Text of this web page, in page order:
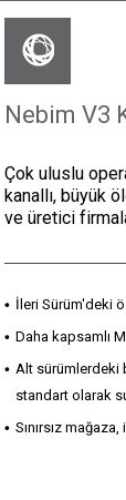
Nebim V3
Çok uluslu
kanallı, büyük
ve üretici
İleri Sürüm'deki
Daha kapsamlı
Alt sürümlerdeki
standart olarak
Sınırsız